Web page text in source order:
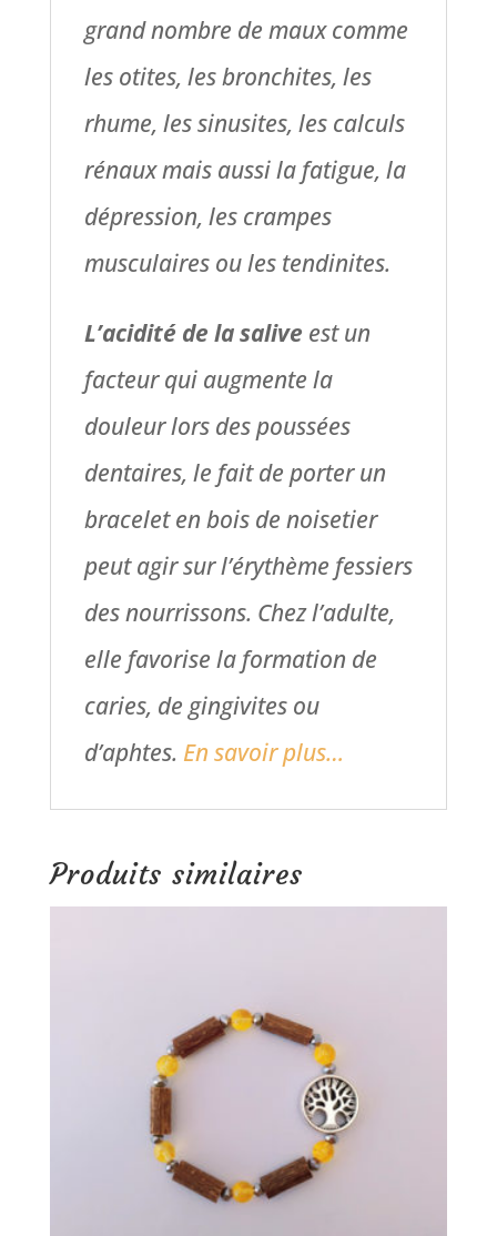
grand nombre de maux comme
les otites, les bronchites, les
rhume, les sinusites, les calculs
rénaux mais aussi la fatigue, la
dépression, les crampes
musculaires ou les tendinites.
L’acidité de la salive est un
facteur qui augmente la
douleur lors des poussées
dentaires, le fait de porter un
bracelet en bois de noisetier
peut agir sur l’érythème fessiers
des nourrissons. Chez l’adulte,
elle favorise la formation de
caries, de gingivites ou
d’aphtes. En savoir plus…
Produits similaires